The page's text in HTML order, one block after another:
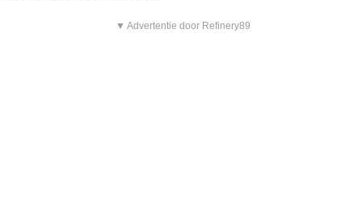
▼ Advertentie door Refinery89